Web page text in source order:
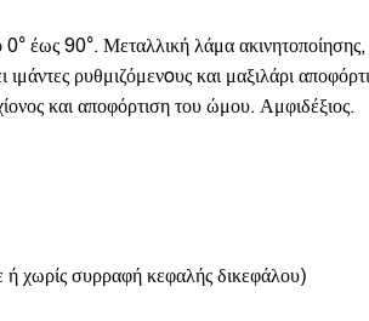
έως 90°. Μεταλλική λάμα
ρυθμιζόμενoυς και μαξιλάρι
και αποφόρτιση του ώμου. Αμφιδέξιος.
χωρίς συρραφή κεφαλής δικεφάλου)